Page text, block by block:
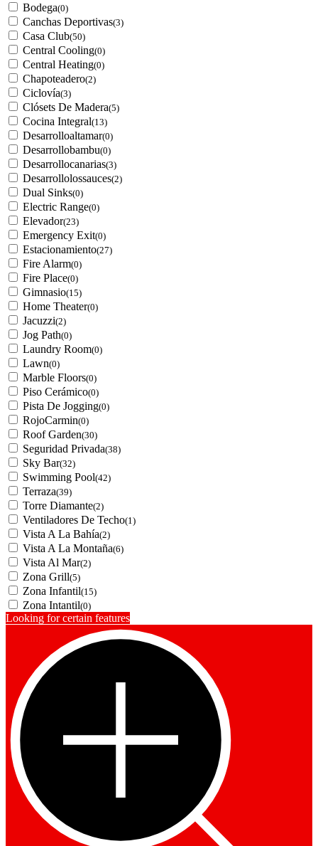
Bodega(0)
Canchas Deportivas(3)
Casa Club(50)
Central Cooling(0)
Central Heating(0)
Chapoteadero(2)
Ciclovía(3)
Clósets De Madera(5)
Cocina Integral(13)
Desarrolloaltamar(0)
Desarrollobambu(0)
Desarrollocanarias(3)
Desarrollolossauces(2)
Dual Sinks(0)
Electric Range(0)
Elevador(23)
Emergency Exit(0)
Estacionamiento(27)
Fire Alarm(0)
Fire Place(0)
Gimnasio(15)
Home Theater(0)
Jacuzzi(2)
Jog Path(0)
Laundry Room(0)
Lawn(0)
Marble Floors(0)
Piso Cerámico(0)
Pista De Jogging(0)
RojoCarmin(0)
Roof Garden(30)
Seguridad Privada(38)
Sky Bar(32)
Swimming Pool(42)
Terraza(39)
Torre Diamante(2)
Ventiladores De Techo(1)
Vista A La Bahía(2)
Vista A La Montaña(6)
Vista Al Mar(2)
Zona Grill(5)
Zona Infantil(15)
Zona Intantil(0)
Looking for certain features